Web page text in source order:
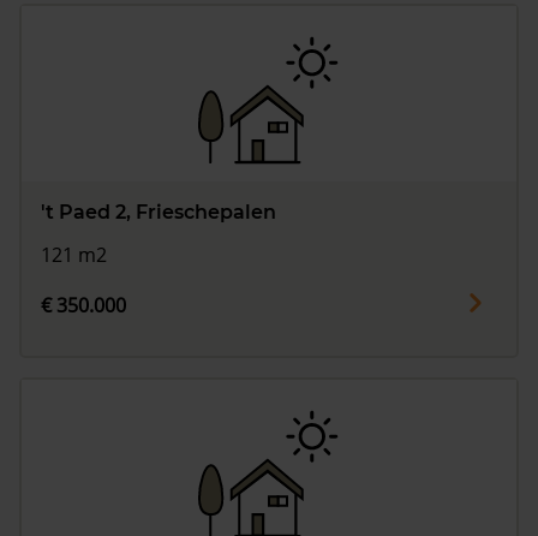
't Paed 2, Frieschepalen
121 m2
€ 350.000